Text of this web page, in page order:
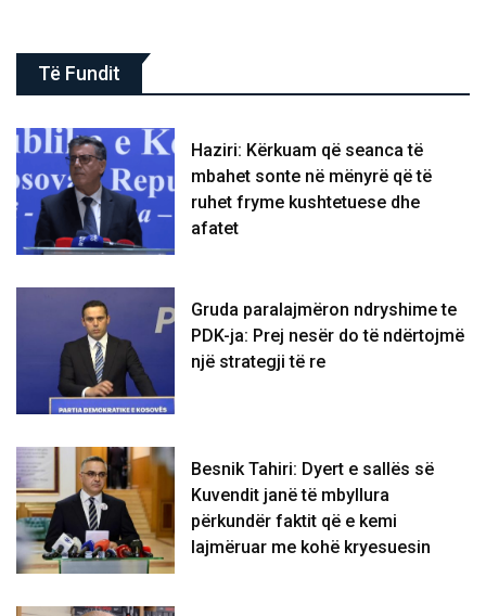
Të Fundit
Haziri: Kërkuam që seanca të
mbahet sonte në mënyrë që të
ruhet fryme kushtetuese dhe
afatet
Gruda paralajmëron ndryshime te
PDK-ja: Prej nesër do të ndërtojmë
një strategji të re
Besnik Tahiri: Dyert e sallës së
Kuvendit janë të mbyllura
përkundër faktit që e kemi
lajmëruar me kohë kryesuesin